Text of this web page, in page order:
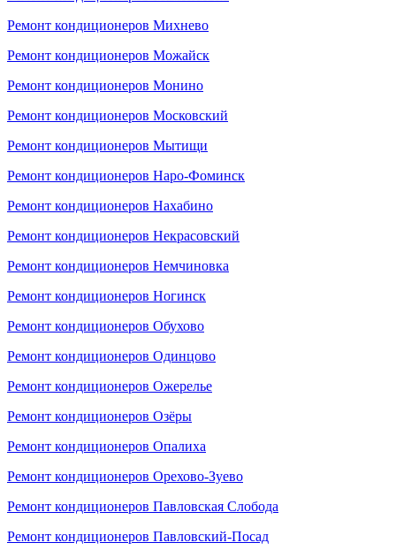
Ремонт кондиционеров Михнево
Ремонт кондиционеров Можайск
Ремонт кондиционеров Монино
Ремонт кондиционеров Московский
Ремонт кондиционеров Мытищи
Ремонт кондиционеров Наро-Фоминск
Ремонт кондиционеров Нахабино
Ремонт кондиционеров Некрасовский
Ремонт кондиционеров Немчиновка
Ремонт кондиционеров Ногинск
Ремонт кондиционеров Обухово
Ремонт кондиционеров Одинцово
Ремонт кондиционеров Ожерелье
Ремонт кондиционеров Озёры
Ремонт кондиционеров Опалиха
Ремонт кондиционеров Орехово-Зуево
Ремонт кондиционеров Павловская Слобода
Ремонт кондиционеров Павловский-Посад